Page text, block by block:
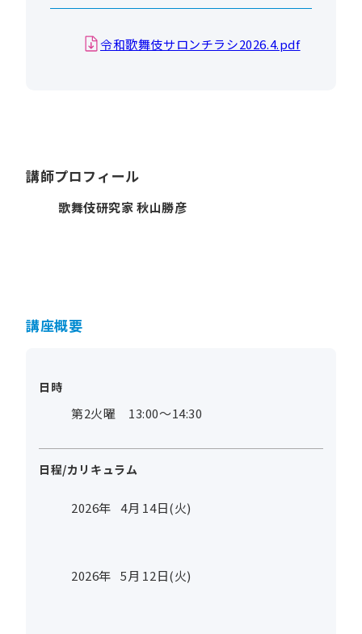
令和歌舞伎サロンチラシ2026.4.pdf
講師プロフィール
歌舞伎研究家 秋山勝彦
講座概要
日時
第2火曜 13:00～14:30
日程/カリキュラム
2026年 4月 14日(火)
2026年 5月 12日(火)